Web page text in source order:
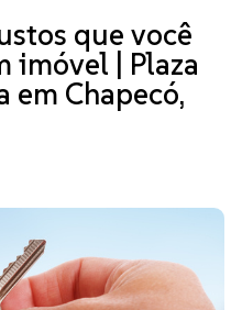
que você
imóvel | Plaza
Chapecó,